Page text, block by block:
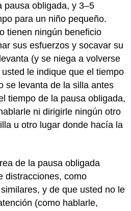
pausa obligada, y 3–5
para un niño pequeño.
tienen ningún beneficio
sus esfuerzos y socavar su
(y se niega a volverse
le indique que el tiempo
se levanta de la silla antes
tiempo de la pausa obligada,
ni dirigirle ningún otro
u otro lugar donde hacía la
de la pausa obligada
distracciones, como
y de que usted no le
(como hablarle,